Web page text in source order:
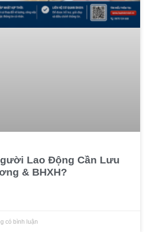
Lao Động Cần Lưu
& BHXH?
có bình luận